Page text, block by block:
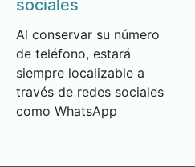
sociales
Al conservar su número
de teléfono, estará
siempre localizable a
través de redes sociales
como WhatsApp